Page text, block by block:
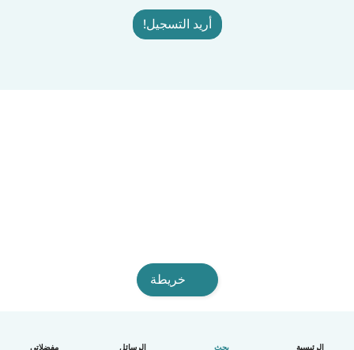
الرئيسية بحث الرسائل مفضلاتي
أريد التسجيل!
خريطة